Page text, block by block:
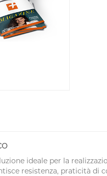
ideale per la
resistenza, praticità di